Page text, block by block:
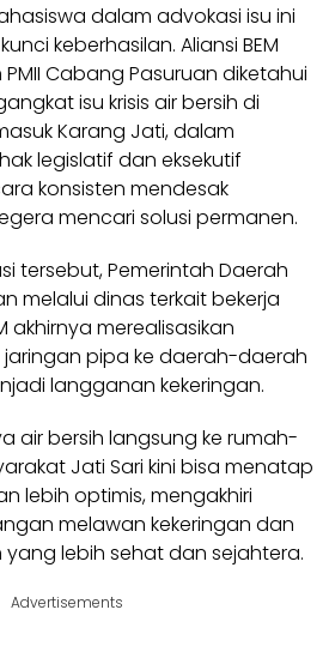
dalam advokasi isu ini
keberhasilan. Aliansi BEM
Cabang Pasuruan diketahui
isu krisis air bersih di
Karang Jati, dalam
legislatif dan eksekutif
konsisten mendesak
mencari solusi permanen.
tersebut, Pemerintah Daerah
melalui dinas terkait bekerja
akhirnya merealisasikan
pipa ke daerah-daerah
langganan kekeringan.
air bersih langsung ke rumah-
Jati Sari kini bisa menatap
lebih optimis, mengakhiri
melawan kekeringan dan
lebih sehat dan sejahtera.
Advertisements